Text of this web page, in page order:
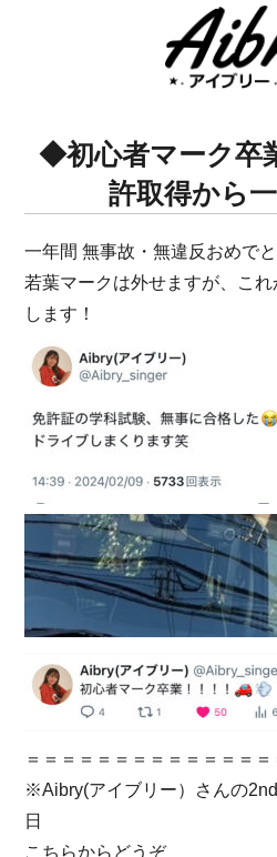
◆初心者マーク卒
許取得から
一年間 無事故・無違反おめで
若葉マークは外せますが、こ
します！
＝＝＝＝＝＝＝＝＝＝＝＝＝＝
※Aibry(アイブリー）さんの
日
こちらからどうぞ